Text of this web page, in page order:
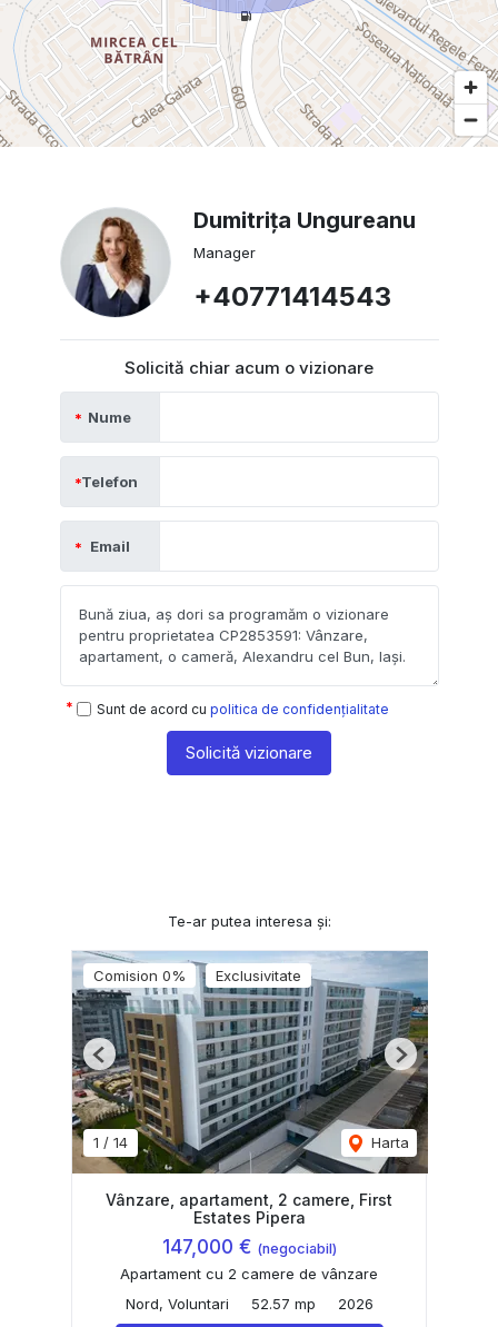
Dumitrița Ungureanu
Manager
+40771414543
Solicită chiar acum o vizionare
Nume
Telefon
Email
Sunt de acord cu politica de confidențialitate
Solicită vizionare
Te-ar putea interesa și:
Comision 0% Exclusivitate
1 / 14 Harta
Previous Next
Vânzare, apartament, 2 camere, First
Estates Pipera
147,000 € (negociabil)
Apartament cu 2 camere de vânzare
Nord, Voluntari
52.57 mp 2026